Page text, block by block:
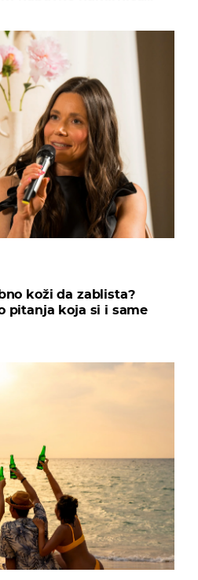
koži da zablista?
pitanja koja si i same